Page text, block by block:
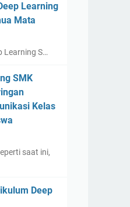
Learning
Mata
Learning S…
SMK
Kelas
saat ini,
Deep